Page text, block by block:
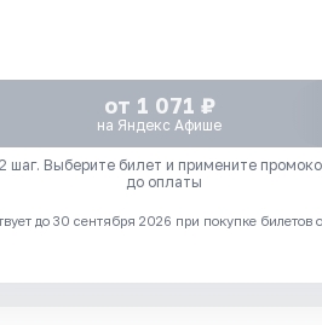
от 1 071 ₽
на Яндекс Афише
2 шаг. Выберите билет и примените
до оплаты
до 30 сентября 2026 при покупке билетов